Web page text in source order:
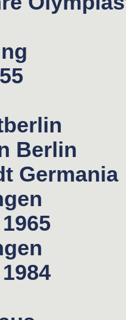
Berlin
Germania